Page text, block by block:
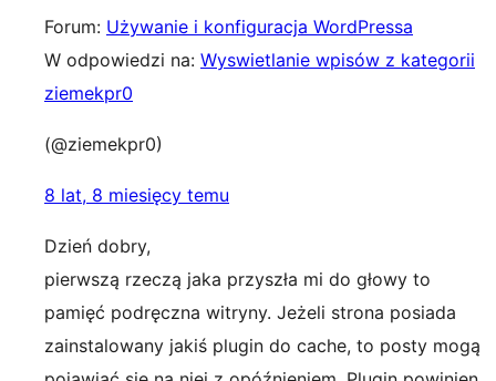
Forum: Używanie i konfiguracja WordPressa
W odpowiedzi na: Wyswietlanie wpisów z kategorii
ziemekpr0
(@ziemekpr0)
8 lat, 8 miesięcy temu
Dzień dobry,
pierwszą rzeczą jaka przyszła mi do głowy to
pamięć podręczna witryny. Jeżeli strona posiada
zainstalowany jakiś plugin do cache, to posty mogą